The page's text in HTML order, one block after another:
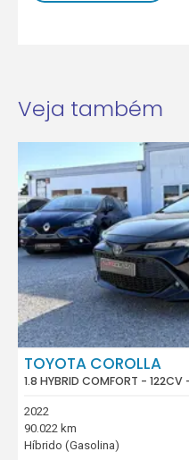
Veja também
TOYOTA COROLLA
1.8 HYBRID COMFORT - 122CV
2022
90.022 km
Híbrido (Gasolina)